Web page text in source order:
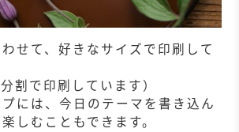
せて、好きなサイズで印刷して
割で印刷しています）
には、今日のテーマを書き込ん
しむこともできます。